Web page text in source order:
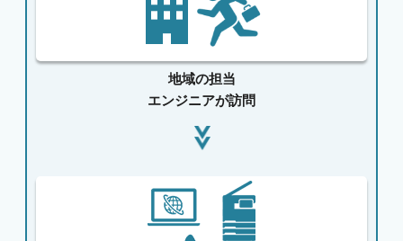
地域の担当
エンジニアが訪問